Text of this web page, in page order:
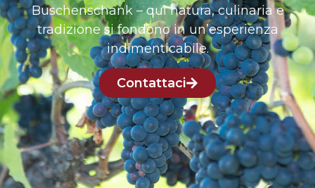
Buschenschank – qui natura, culinaria e
tradizione si fondono in un’esperienza
indimenticabile.
Contattaci